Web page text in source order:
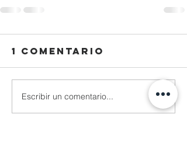
1 comentario
Escribir un comentario...